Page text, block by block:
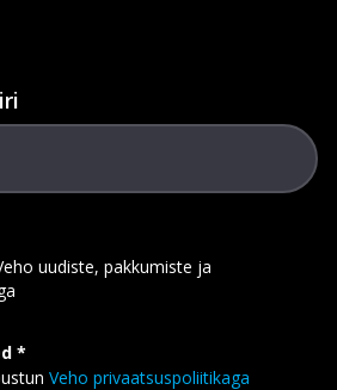
uudiste, pakkumiste ja
Veho privaatsuspoliitikaga